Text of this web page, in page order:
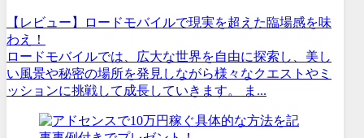
【レビュー】ロードモバイルで現実を超えた臨場感を味
わえ！
ロードモバイルでは、広大な世界を自由に探索し、美し
い風景や秘密の場所を発見しながら様々なクエストやミ
ッションに挑戦して成長していきます。 ま...